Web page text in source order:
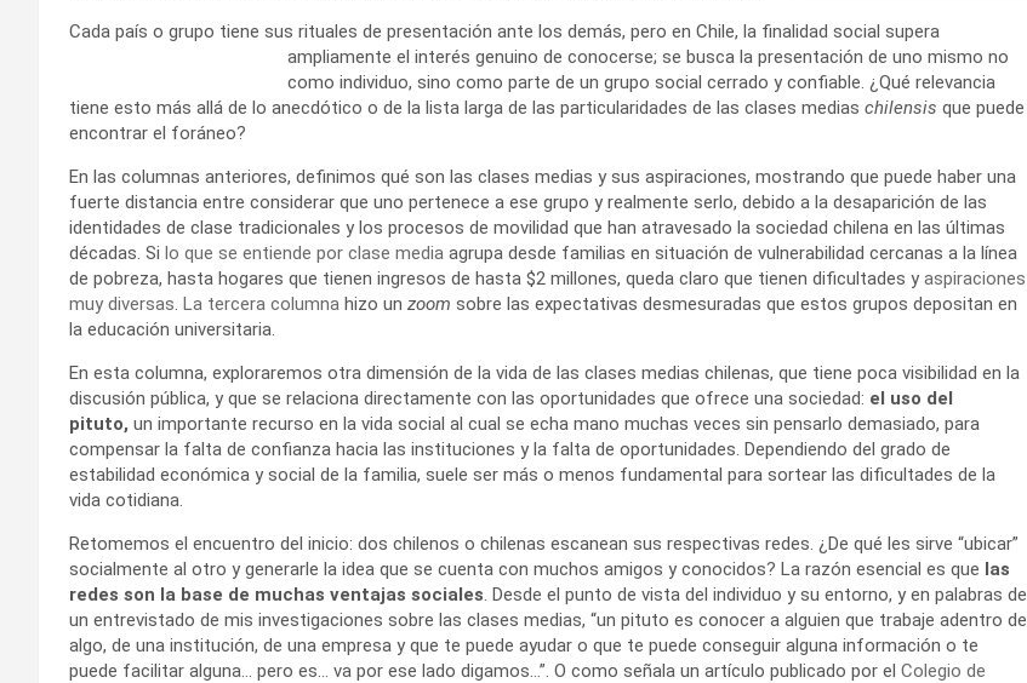
Cada país o grupo tiene sus rituales de presentación ante los demás, pero en Chile, la finalidad social supera
ampliamente el interés genuino de conocerse; se busca la presentación de uno mismo no
como individuo, sino como parte de un grupo social cerrado y confiable. ¿Qué relevancia
tiene esto más allá de lo anecdótico o de la lista larga de las particularidades de las clases medias chilensis que puede
encontrar el foráneo?
En las columnas anteriores, definimos qué son las clases medias y sus aspiraciones, mostrando que puede haber una
fuerte distancia entre considerar que uno pertenece a ese grupo y realmente serlo, debido a la desaparición de las
identidades de clase tradicionales y los procesos de movilidad que han atravesado la sociedad chilena en las últimas
décadas. Si lo que se entiende por clase media agrupa desde familias en situación de vulnerabilidad cercanas a la línea
de pobreza, hasta hogares que tienen ingresos de hasta $2 millones, queda claro que tienen dificultades yaspiraciones
muy diversas La tercera columna hizo un zoom sobre las expectativas desmesuradas que estos grupos depositan en
la educación universitaria.
En esta columna, exploraremos otra dimensión de la vida de las clases medias chilenas, que tiene poca visibilidad en la
discusión pública, y que se relaciona directamente con las oportunidades que ofrece una sociedad: el uso del
pituto, un importante recurso en la vida social al cual se echa mano muchas veces sin pensarlo demasiado, para
compensar la falta de confianza hacia las instituciones y la falta de oportunidades. Dependiendo del grado de
estabilidad económica y social de la familia, suele ser más o menos fundamental para sortear las dificultades de la
vida cotidiana.
Retomemos el encuentro del inicio: dos chilenos o chilenas escanean sus respectivas redes. ¿De qué les sirve “ubicar”
socialmente al otro y generarle la idea que se cuenta con muchos amigos y conocidos? La razón esencial es que las
redes son la base de muchas ventajas sociales . Desde el punto de vista del individuo y su entorno, y en palabras de
un entrevistado de mis investigaciones sobre las clases medias, “un pituto es conocer a alguien que trabaje adentro de
algo, de una institución, de una empresa y que te puede ayudar o que te puede conseguir alguna información o te
puede facilitar alguna… pero es… va por ese lado digamos…”. O como señala un artículo publicado por el Colegio de